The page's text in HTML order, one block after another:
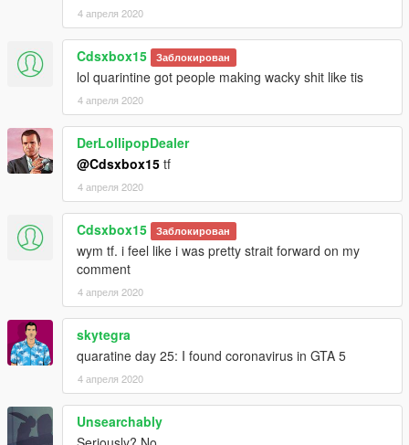
4 апреля 2020
Cdsxbox15 Заблокирован
lol quarintine got people making wacky shit like tis
4 апреля 2020
DerLollipopDealer
@Cdsxbox15 tf
4 апреля 2020
Cdsxbox15 Заблокирован
wym tf. i feel like i was pretty strait forward on my
comment
4 апреля 2020
skytegra
quaratine day 25: I found coronavirus in GTA 5
4 апреля 2020
Unsearchably